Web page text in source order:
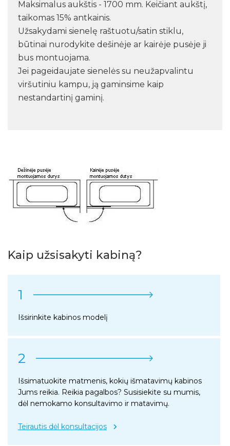
Maksimalus aukštis - 1700 mm. Keičiant aukštį,
taikomas 15% antkainis.
Užsakydami sienelę raštuotu/satin stiklu,
būtinai nurodykite dešinėje ar kairėje pusėje ji
bus montuojama.
Jei pageidaujate sienelės su neužapvalintu
viršutiniu kampu, ją gaminsime kaip
nestandartinį gaminį.
Kaip užsisakyti kabiną?
1
Išsirinkite kabinos modelį
2
Išsimatuokite matmenis, kokių išmatavimų kabinos
Jums reikia. Reikia pagalbos? Susisiekite su mumis,
dėl nemokamo konsultavimo ir matavimų.
Teirautis dėl konsultacijos